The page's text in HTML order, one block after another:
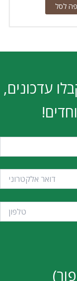
לסל
עדכונים,